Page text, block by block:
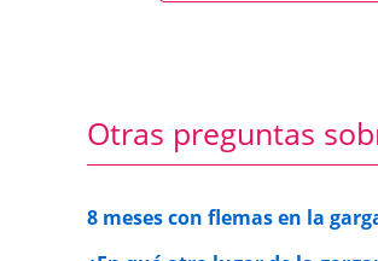
Otras preguntas
8 meses con flemas en la